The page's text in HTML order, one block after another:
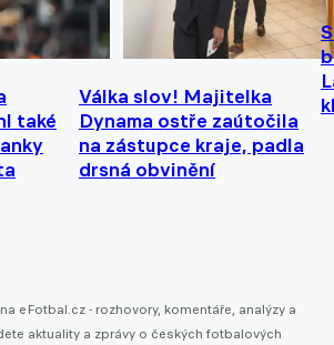
také
Válka slov! Majitelka
Dynama ostře zaútočila
na zástupce kraje, padla
drsná obvinění
na eFotbal.cz - rozhovory, komentáře, analýzy a
aktuality a zprávy o českých fotbalových